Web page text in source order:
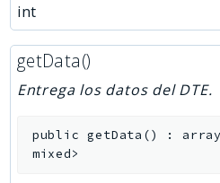
int
getData()
Entrega los datos del DTE.
public getData () :
mixed>